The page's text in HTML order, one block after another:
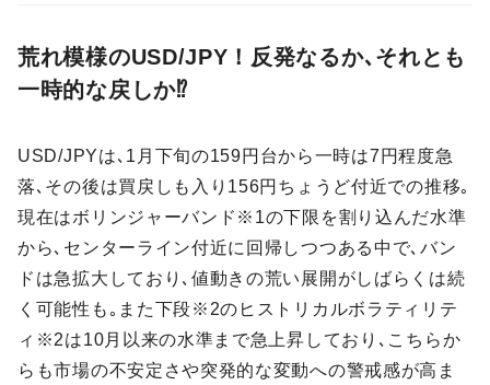
荒れ模様のUSD/JPY！反発なるか､それとも
一時的な戻しか⁉
USD/JPYは､1月下旬の159円台から一時は7円程度急
落､その後は買戻しも入り156円ちょうど付近での推移｡
現在はボリンジャーバンド※1の下限を割り込んだ水準
から､センターライン付近に回帰しつつある中で､バン
ドは急拡大しており､値動きの荒い展開がしばらくは続
く可能性も｡また下段※2のヒストリカルボラティリテ
ィ※2は10月以来の水準まで急上昇しており､こちらか
らも市場の不安定さや突発的な変動への警戒感が高ま